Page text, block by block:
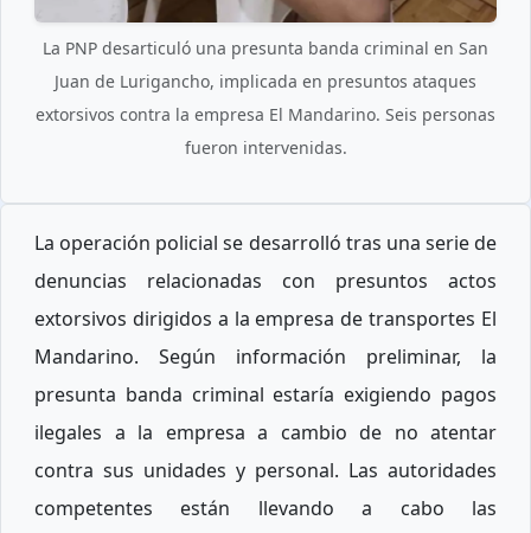
La PNP desarticuló una presunta banda criminal en San
Juan de Lurigancho, implicada en presuntos ataques
extorsivos contra la empresa El Mandarino. Seis personas
fueron intervenidas.
La operación policial se desarrolló tras una serie de
denuncias relacionadas con presuntos actos
extorsivos dirigidos a la empresa de transportes El
Mandarino. Según información preliminar, la
presunta banda criminal estaría exigiendo pagos
ilegales a la empresa a cambio de no atentar
contra sus unidades y personal. Las autoridades
competentes están llevando a cabo las